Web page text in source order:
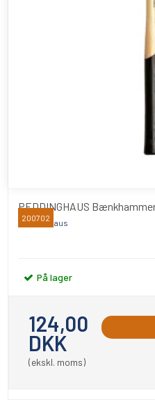
PEDDINGHAUS
Peddinghaus
200702
På lager
124,00
DKK
(ekskl. moms)